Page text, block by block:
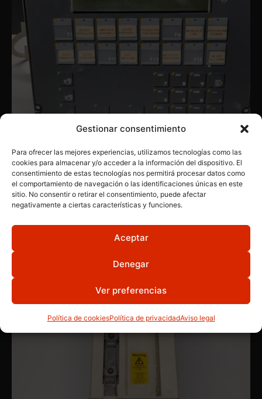
Gestionar consentimiento
Para ofrecer las mejores experiencias, utilizamos tecnologías como las
cookies para almacenar y/o acceder a la información del dispositivo. El
consentimiento de estas tecnologías nos permitirá procesar datos como
el comportamiento de navegación o las identificaciones únicas en este
sitio. No consentir o retirar el consentimiento, puede afectar
negativamente a ciertas características y funciones.
Aceptar
Denegar
Ver preferencias
Política de cookiesPolítica de privacidadAviso legal
PANTALLAS,PRODUCTOS INDUSTRIALES,VARIADAS
Sutron BT15